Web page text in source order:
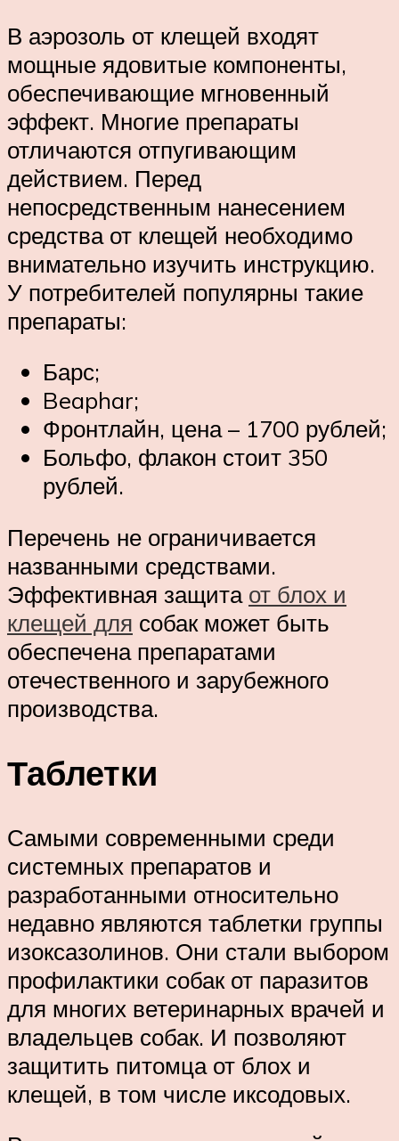
В аэрозоль от клещей входят
мощные ядовитые компоненты,
обеспечивающие мгновенный
эффект. Многие препараты
отличаются отпугивающим
действием. Перед
непосредственным нанесением
средства от клещей необходимо
внимательно изучить инструкцию.
У потребителей популярны такие
препараты:
Барс;
Beaphar;
Фронтлайн, цена – 1700 рублей;
Больфо, флакон стоит 350
рублей.
Перечень не ограничивается
названными средствами.
Эффективная защита от блох и
клещей для собак может быть
обеспечена препаратами
отечественного и зарубежного
производства.
Таблетки
Самыми современными среди
системных препаратов и
разработанными относительно
недавно являются таблетки группы
изоксазолинов. Они стали выбором
профилактики собак от паразитов
для многих ветеринарных врачей и
владельцев собак. И позволяют
защитить питомца от блох и
клещей, в том числе иксодовых.